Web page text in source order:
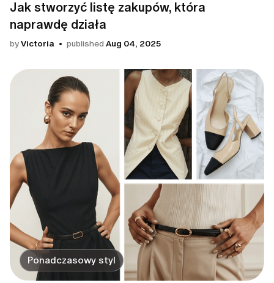
Jak stworzyć listę zakupów, która
naprawdę działa
byVictoria published Aug 04, 2025
Ponadczasowy styl